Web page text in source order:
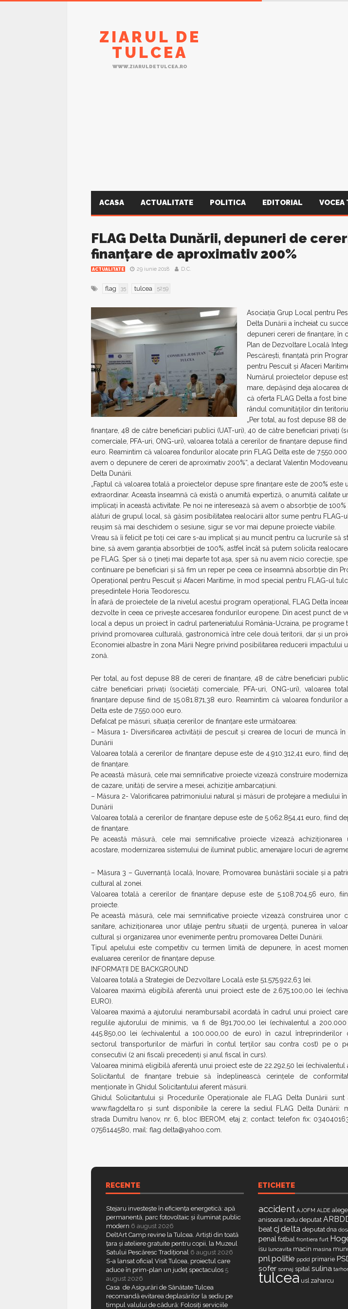
ZIARUL DE
TULCEA
WWW.ZIARULDETULCEA.RO
ACASA ACTUALITATE POLITICA EDITORIAL VOCEA
FLAG Delta Dunării, depuneri de
finanțare de aproximativ 200%
ACTUALITATE 29 iunie 2018 D.C.
flag 35 tulcea 5259
Asociația Grup Local pentru
Delta Dunării a încheiat cu
depuneri cereri de finanțare, în
Plan de Dezvoltare Locală
Pescărești, finanțată prin
pentru Pescuit și Afaceri
Numărul proiectelor depuse
mare, depășind deja alocarea
că oferta FLAG Delta a fost
rândul comunităților din teritoriu.
„Per total, au fost depuse 88
finanțare, 48 de către beneficiari publici (UAT-uri), 40 de către beneficiari privați
comerciale, PFA-uri, ONG-uri), valoarea totală a cererilor de finanțare depuse fiind
euro. Reamintim că valoarea fondurilor alocate prin FLAG Delta este de
avem o depunere de cereri de aproximativ 200%“, a declarat Valentin
Delta Dunării.
„Faptul că valoarea totală a proiectelor depuse spre finanțare este de 200% este
extraordinar. Aceasta înseamnă că există o anumită expertiză, o anumită calitate
implicați în această activitate. Pe noi ne interesează să avem o absorbție de 100%
alături de grupul local, să găsim posibilitatea realocării altor sume pentru FLAG-
reușim să mai deschidem o sesiune, sigur se vor mai depune proiecte viabile.
Vreau să îi felicit pe toți cei care s-au implicat și au muncit pentru ca lucrurile să
bine, să avem garanția absorbției de 100%, astfel încât să putem solicita
pe FLAG. Sper să o țineți mai departe tot așa, sper să nu avem nicio corecție,
continuare pe beneficiari și să fim un reper pe ceea ce înseamnă absorbție din
Operațional pentru Pescuit și Afaceri Maritime, în mod special pentru FLAG-ul
președintele Horia Teodorescu.
În afară de proiectele de la nivelul acestui program operațional, FLAG Delta
dezvolte în ceea ce privește accesarea fondurilor europene. Din acest punct de
local a depus un proiect în cadrul parteneriatului România-Ucraina, pe programe
privind promovarea culturală, gastronomică între cele două teritorii, dar și un
Economiei albastre în zona Mării Negre privind posibilitarea reducerii impactului
zonă.
Per total, au fost depuse 88 de cereri de finanțare, 48 de către beneficiari
către beneficiari privați (societăți comerciale, PFA-uri, ONG-uri), valoarea
finanțare depuse fiind de 15.081.871,38 euro. Reamintim că valoarea fondurilor
Delta este de 7.550.000 euro.
Defalcat pe măsuri, situația cererilor de finanțare este următoarea:
– Măsura 1- Diversificarea activității de pescuit și crearea de locuri de muncă în
Dunării
Valoarea totală a cererilor de finanțare depuse este de 4.910.312,41 euro, fiind
de finanțare.
Pe această măsură, cele mai semnificative proiecte vizează construire
de cazare, unităţi de servire a mesei, achiziţie ambarcaţiuni.
– Măsura 2- Valorificarea patrimoniului natural și măsuri de protejare a mediului
Dunării
Valoarea totală a cererilor de finanțare depuse este de 5.062.854,41 euro, fiind
de finanţare.
Pe această măsură, cele mai semnificative proiecte vizează
acostare, modernizarea sistemului de iluminat public, amenajare locuri de
– Măsura 3 – Guvernanță locală, Inovare, Promovarea bunăstării sociale și a
cultural al zonei.
Valoarea totală a cererilor de finanțare depuse este de 5.108.704,56 euro,
proiecte.
Pe această măsură, cele mai semnificative proiecte vizează construirea unor
sanitare, achiziționarea unor utilaje pentru situații de urgență, punerea în
cultural și organizarea unor evenimente pentru promovarea Deltei Dunării.
Tipul apelului este competitiv cu termen limită de depunere, în acest
evaluarea cererilor de finanţare depuse.
INFORMAȚII DE BACKGROUND
Valoarea totală a Strategiei de Dezvoltare Locală este 51.575.922,63 lei.
Valoarea maximă eligibilă aferentă unui proiect este de 2.675.100,00 lei
EURO).
Valoarea maximă a ajutorului nerambursabil acordată în cadrul unui proiect
regulile ajutorului de minimis, va fi de 891.700,00 lei (echivalentul a
445.850,00 lei (echivalentul a 100.000,00 de euro) în cazul întreprinderilor
sectorul transporturilor de mărfuri în contul terților sau contra cost) pe o
consecutivi (2 ani fiscali precedenți și anul fiscal în curs).
Valoarea minimă eligibilă aferentă unui proiect este de 22.292,50 lei (echivalentul
Solicitantul de finanțare trebuie să îndeplinească cerințele de
menționate în Ghidul Solicitantului aferent măsurii.
Ghidul Solicitantului și Procedurile Operaționale ale FLAG Delta Dunării sunt
www.flagdelta.ro și sunt disponibile la cerere la sediul FLAG Delta Dunării:
strada Dumitru Ivanov, nr. 6, bloc IBEROM, etaj 2; contact: telefon fix:
0756144580, mail: flag.delta@yahoo.com.
RECENTE
Stejaru investește în eficiența energetică: apă
permanentă, parc fotovoltaic și iluminat public
modern 6 august 2026
DeltArt Camp revine la Tulcea. Artiști din toată
țara și ateliere gratuite pentru copii, la Muzeul
Satului Pescăresc Tradițional 6 august 2026
S-a lansat oficial Visit Tulcea, proiectul care
aduce în prim-plan un județ spectaculos 5
august 2026
Casa de Asigurări de Sănătate Tulcea
recomandă evitarea deplasărilor la sediu pe
timpul valului de cădură: Folosiți serviciile
ETICHETE
accident AJOFM ALDE
anisoara radu deputat
beatcj delta deputat dna
penal fotbal frontiera furt
isu luncavita macin masina
pnlpolitie ppdd primarie
sofer somaj spital sulina
tulcea usl zaharcu